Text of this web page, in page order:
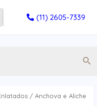
(11) 2605-7339
/ Anchova e Aliche